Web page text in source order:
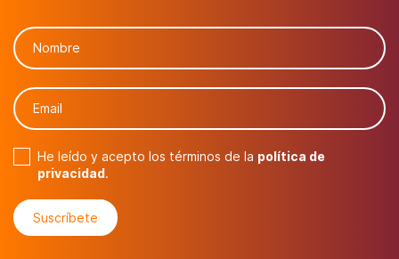
He leído y acepto los términos de la política de
privacidad.